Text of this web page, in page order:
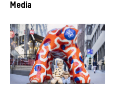
Media